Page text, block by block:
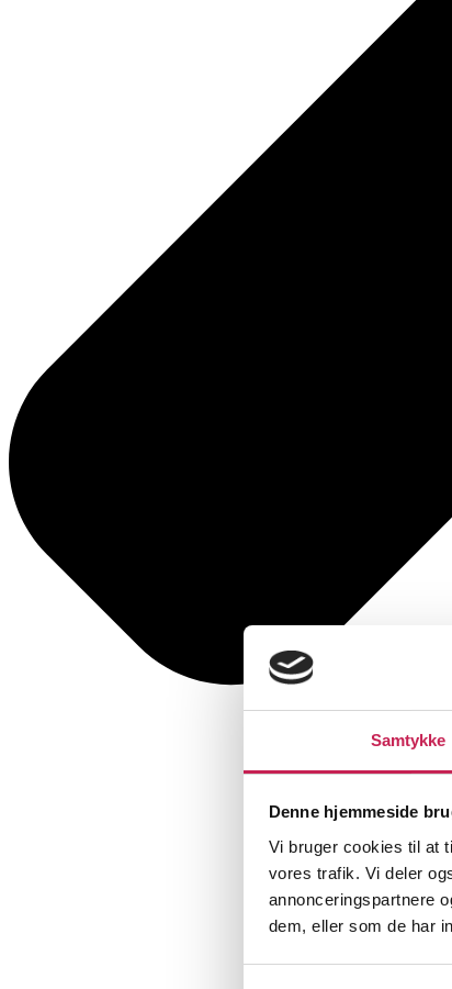
Samtykke
Denne hjemmeside
Vi bruger cookies til at
vores trafik. Vi deler
annonceringspartnere
dem, eller som de har